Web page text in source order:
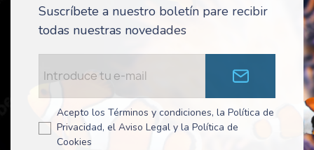
Suscríbete a nuestro boletín pare recibir
todas nuestras novedades
Acepto los Términos y condiciones, la Política de
Privacidad, el Aviso Legal y la Política de
Cookies